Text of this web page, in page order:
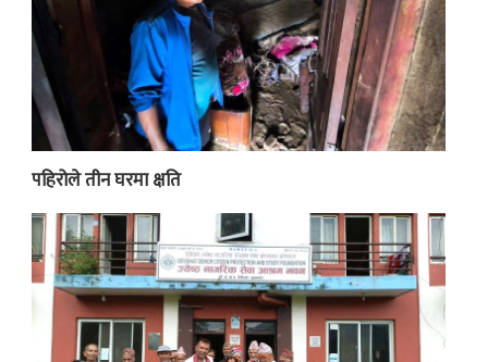
पहिरोले तीन घरमा क्षति